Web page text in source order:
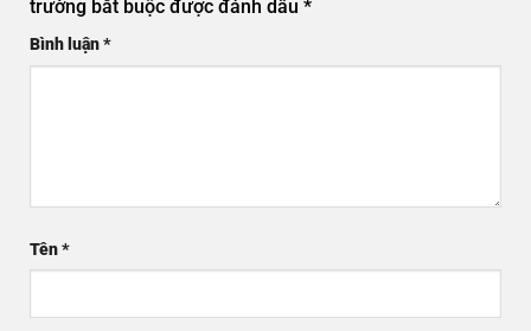
trường bắt buộc được đánh dấu *
Bình luận*
Tên*